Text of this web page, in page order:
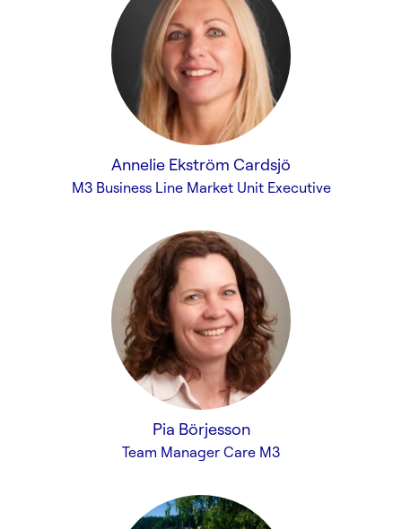
Annelie Ekström Cardsjö
M3 Business Line Market Unit Executive
Pia Börjesson
Team Manager Care M3